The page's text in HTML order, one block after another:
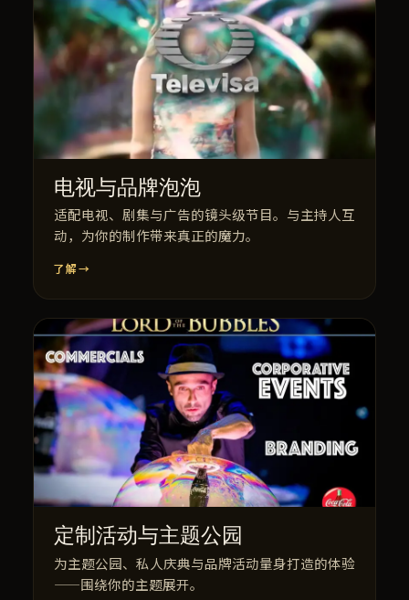
电视与品牌泡泡
适配电视、剧集与广告的镜头级节目。与主持人互
动，为你的制作带来真正的魔力。
了解→
定制活动与主题公园
为主题公园、私人庆典与品牌活动量身打造的体验
——围绕你的主题展开。